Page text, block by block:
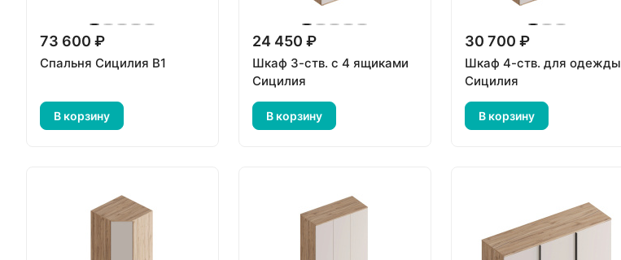
73 600 ₽
Спальня Сицилия В1
В корзину
24 450 ₽
Шкаф 3-ств. с 4 ящиками
Сицилия
В корзину
30 700 ₽
Шкаф 4-ств. для одежды
Сицилия
В корзину